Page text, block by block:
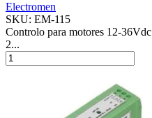
Electromen
SKU: EM-115
Controlo para motores 12-36Vdc
2...